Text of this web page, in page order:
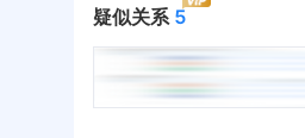
疑似关系 5